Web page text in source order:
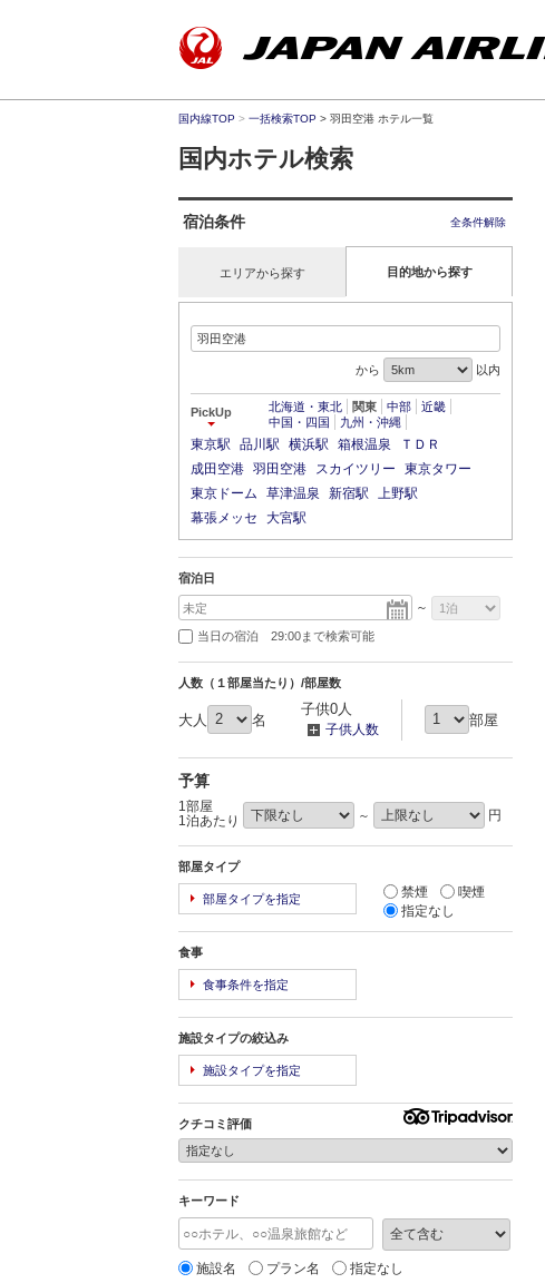
国内線TOP > 一括検索TOP > 羽田空港 ホテル一覧
国内ホテル検索
宿泊条件 全条件解除
エリアから探す 目的地から探す
から 以内
PickUp 北海道・東北 関東 中部
近畿
中国・四国
九州・沖縄
東京駅 品川駅 横浜駅 箱根温泉
ＴＤＲ
成田空港 羽田空港 スカイツリー
東京タワー
東京ドーム
草津温泉 新宿駅
上野駅
幕張メッセ
大宮駅
宿泊日
～
当日の宿泊 29:00まで検索可能
人数（１部屋当たり）/部屋数
大人 名
子供0人
子供人数
部屋
予算
1部屋
1泊あたり
～ 円
部屋タイプ
部屋タイプを指定 禁煙
喫煙
指定なし
食事
食事条件を指定
施設タイプの絞込み
施設タイプを指定
クチコミ評価
キーワード
施設名 プラン名
指定なし